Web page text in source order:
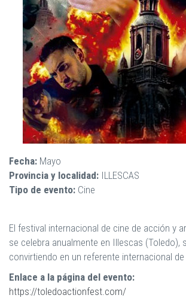
Fecha: Mayo
Provincia y localidad: ILLESCAS
Tipo de evento: Cine
El festival internacional de cine de acción y
se celebra anualmente en Illescas (Toledo),
convirtiendo en un referente internacional de
Enlace a la página del evento:
https://toledoactionfest.com/